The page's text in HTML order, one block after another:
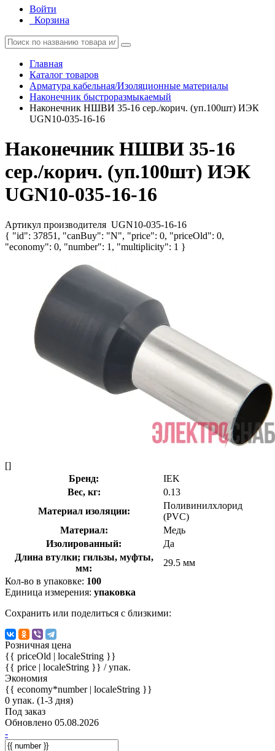
Войти
Корзина
Главная
Каталог товаров
Арматура кабельная/Изоляционные материалы
Наконечник быстроразмыкаемый
Наконечник НШВИ 35-16 сер./корич. (уп.100шт) ИЭК
UGN10-035-16-16
Наконечник НШВИ 35-16
сер./корич. (уп.100шт) ИЭК
UGN10-035-16-16
Артикул производителя UGN10-035-16-16
{ "id": 37851, "canBuy": "N", "price": 0, "priceOld": 0,
"economy": 0, "number": 1, "multiplicity": 1 }
[]
Бренд:
IEK
Вес, кг:
0.13
Материал изоляции:
Поливинилхлорид
(PVC)
Материал:
Медь
Изолированный:
Да
Длина втулки; гильзы, муфты,
мм:
29.5 мм
Кол-во в упаковке: 100
Единица измерения: упаковка
Сохранить или поделиться с близкими:
Розничная цена
{{ priceOld | localeString }}
{{ price | localeString }} / упак.
Экономия
{{ economy*number | localeString }}
0 упак. (1-3 дня)
Под заказ
Обновлено 05.08.2026
-